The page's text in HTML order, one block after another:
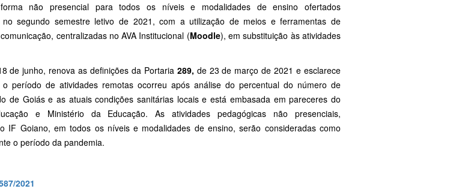
não presencial para todos os níveis e modalidades de ensino ofertados
segundo semestre letivo de 2021, com a utilização de meios e ferramentas de
centralizadas no AVA Institucional (Moodle), em substituição às atividades
de junho, renova as definições da Portaria 289, de 23 de março de 2021 e esclarece
período de atividades remotas ocorreu após análise do percentual do número de
de Goiás e as atuais condições sanitárias locais e está embasada em pareceres do
e Ministério da Educação. As atividades pedagógicas não presenciais,
IF Goiano, em todos os níveis e modalidades de ensino, serão consideradas como
o período da pandemia.
2021